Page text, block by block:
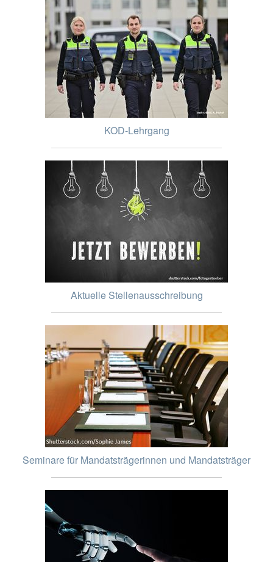
KOD-Lehrgang
Aktuelle Stellenausschreibung
Seminare für Mandatsträgerinnen und Mandatsträger